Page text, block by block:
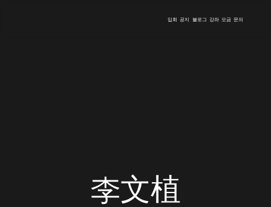
입회 공지 블로그 강좌 모금 문의
李文植